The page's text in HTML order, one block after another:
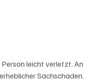
leicht verletzt. An
Sachschaden.